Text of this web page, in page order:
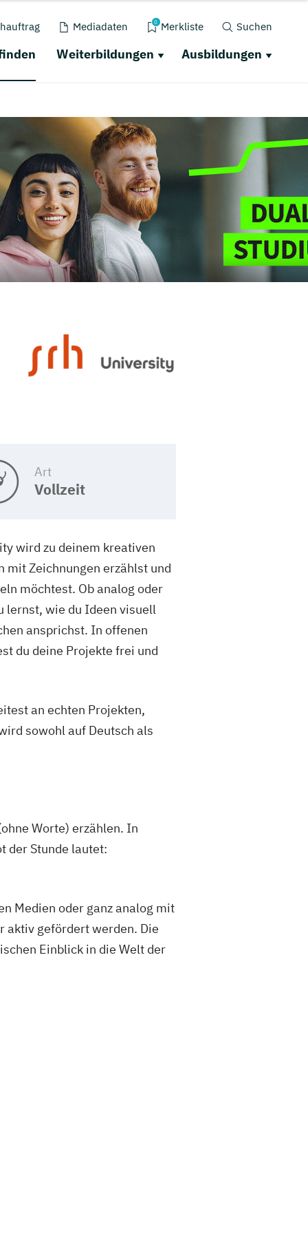
Mediadaten 0 Merkliste Suchen
Weiterbildungen Ausbildungen
Art
Vollzeit
wird zu deinem kreativen
mit Zeichnungen erzählst und
möchtest. Ob analog oder
lernst, wie du Ideen visuell
ansprichst. In offenen
du deine Projekte frei und
an echten Projekten,
sowohl auf Deutsch als
Worte) erzählen. In
der Stunde lautet:
Medien oder ganz analog mit
aktiv gefördert werden. Die
Einblick in die Welt der